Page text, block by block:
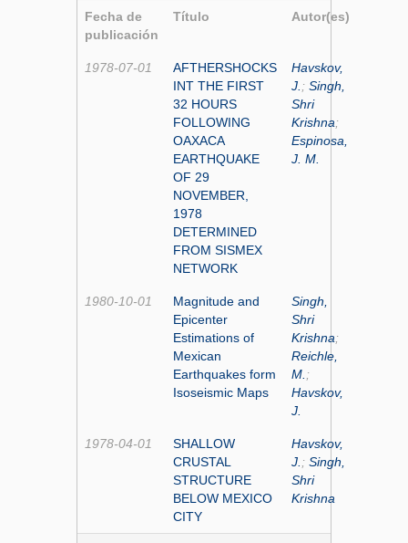
Fecha de
publicación
Título Autor(es)
1978-07-01
AFTHERSHOCKS
INT THE FIRST
32 HOURS
FOLLOWING
OAXACA
EARTHQUAKE
OF 29
NOVEMBER,
1978
DETERMINED
FROM SISMEX
NETWORK
Havskov,
J. ; Singh,
Shri
Krishna;
Espinosa,
J. M.
1980-10-01
Magnitude and
Epicenter
Estimations of
Mexican
Earthquakes form
Isoseismic Maps
Singh,
Shri
Krishna;
Reichle,
M. ;
Havskov,
J.
1978-04-01
SHALLOW
CRUSTAL
STRUCTURE
BELOW MEXICO
CITY
Havskov,
J. ; Singh,
Shri
Krishna